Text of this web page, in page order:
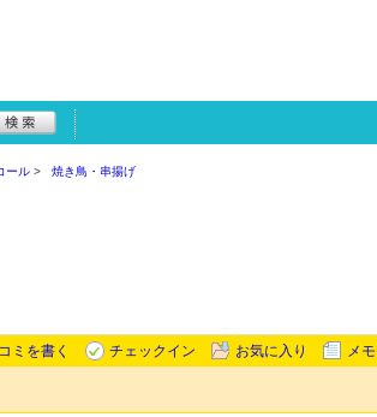
ール 焼き鳥・串揚げ
ミを書く
チェックイン お気に入り メ